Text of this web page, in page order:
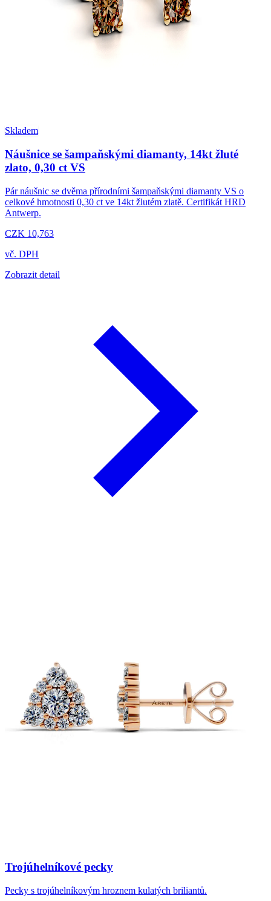
Skladem
Náušnice se šampaňskými diamanty, 14kt žluté
zlato, 0,30 ct VS
Pár náušnic se dvěma přírodními šampaňskými diamanty VS o
celkové hmotnosti 0,30 ct ve 14kt žlutém zlatě. Certifikát HRD
Antwerp.
CZK 10,763
vč. DPH
Zobrazit detail
Trojúhelníkové pecky
Pecky s trojúhelníkovým hroznem kulatých briliantů.